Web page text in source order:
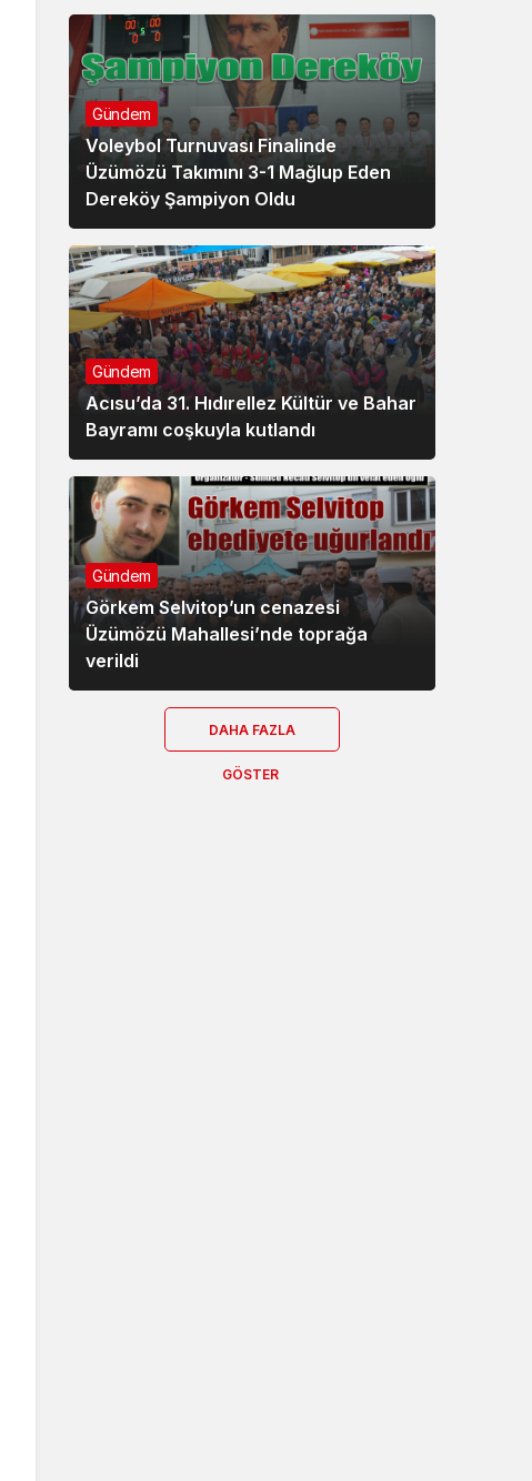
Gündem
Voleybol Turnuvası Finalinde
Üzümözü Takımını 3-1 Mağlup Eden
Dereköy Şampiyon Oldu
Gündem
Acısu’da 31. Hıdırellez Kültür ve Bahar
Bayramı coşkuyla kutlandı
Gündem
Görkem Selvitop’un cenazesi
Üzümözü Mahallesi’nde toprağa
verildi
DAHA FAZLA
GÖSTER